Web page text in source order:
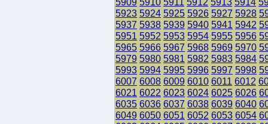
5923 5924 5925 5926 5927 5928
5937 5938 5939 5940 5941 5942
5951 5952 5953 5954 5955 5956
5965 5966 5967 5968 5969 5970
5979 5980 5981 5982 5983 5984
5993 5994 5995 5996 5997 5998
6007 6008 6009 6010 6011 6012
6021 6022 6023 6024 6025 6026
6035 6036 6037 6038 6039 6040
6049 6050 6051 6052 6053 6054